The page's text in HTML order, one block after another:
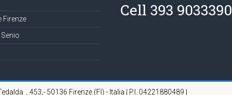
Firenze
Cell 393 9033390
, 453,- 50136 Firenze (FI) - Italia | P.I. 04221880489 |